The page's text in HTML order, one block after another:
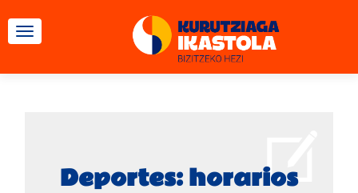
CAMBIAR NAVEGACIÓN
Deportes: horarios